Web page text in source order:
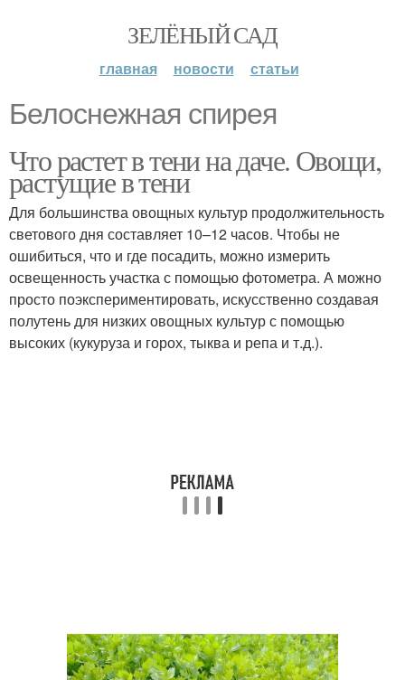
ЗЕЛЁНЫЙ САД
главная новости статьи
Белоснежная спирея
Что растет в тени на даче. Овощи,
растущие в тени
Для большинства овощных культур продолжительность
светового дня составляет 10–12 часов. Чтобы не
ошибиться, что и где посадить, можно измерить
освещенность участка с помощью фотометра. А можно
просто поэкспериментировать, искусственно создавая
полутень для низких овощных культур с помощью
высоких (кукуруза и горох, тыква и репа и т.д.).